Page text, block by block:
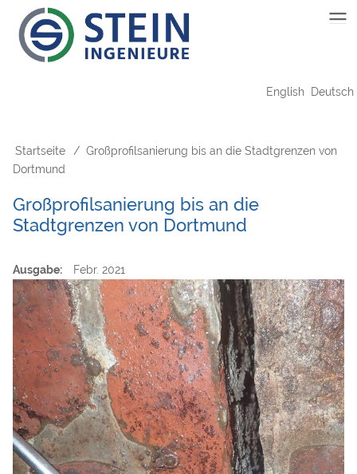
zum
Inhalt
Main
navigation
English Deutsch
Pfadnavigation
Startseite
Großprofilsanierung bis an die Stadtgrenzen von
Dortmund
Großprofilsanierung bis an die
Stadtgrenzen von Dortmund
Ausgabe Febr. 2021